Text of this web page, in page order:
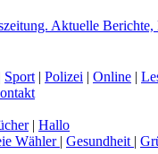
Sport | Polizei | Online |
| Hallo
Wähler | Gesundheit |